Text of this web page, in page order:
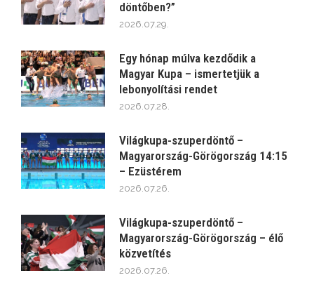
döntőben?”
2026.07.29.
Egy hónap múlva kezdődik a
Magyar Kupa – ismertetjük a
lebonyolítási rendet
2026.07.28.
Világkupa-szuperdöntő –
Magyarország-Görögország 14:15
– Ezüstérem
2026.07.26.
Világkupa-szuperdöntő –
Magyarország-Görögország – élő
közvetítés
2026.07.26.